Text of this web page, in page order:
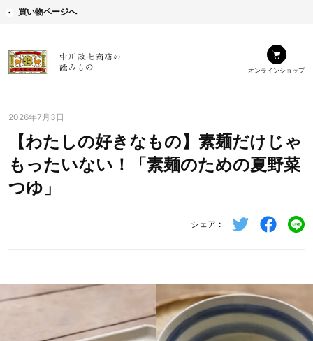
買い物ページへ
オンラインショップ
2026年7月3日
【わたしの好きなもの】素麺だけじゃ
もったいない！「素麺のための夏野菜
つゆ」
シェア